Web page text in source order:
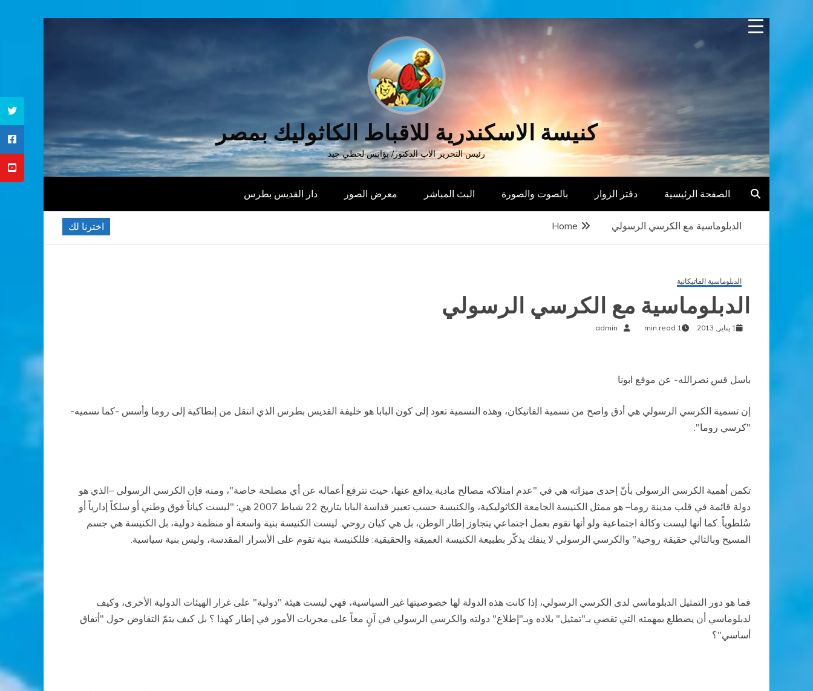
Skip
كنيسة الاسكندرية للاقباط الكاثوليك بمصر
رئيس التحرير الاب الدكتور/ يؤانس لحظي جيد
الصفحة الرئيسية دفتر الزوار بالصوت والصورة البث المباشر معرض الصور دار القديس بطرس
اخترنا لك Home الدبلوماسية مع الكرسي الرسولي
الدبلوماسية الفاتيكانية
الدبلوماسية مع الكرسي الرسولي
1 يناير, 2013 1 min read
admin
باسل قس نصرالله- عن موقع ابونا
إن تسمية الكرسي الرسولي هي أدق واصح من تسمية الفاتيكان، وهذه التسمية تعود إلى كون البابا هو خليفة القديس بطرس الذي انتقل من إنطاكية إلى روما وأسس -كما نسميه-
"كرسي روما".
تكمن أهمية الكرسي الرسولي بأنّ إحدى ميزاته هي في "عدم امتلاكه مصالح مادية يدافع عنها، حيث تترفع أعماله عن أي مصلحة خاصة"، ومنه فإن الكرسي الرسولي –الذي هو
دولة قائمة في قلب مدينة روما– هو ممثل الكنيسة الجامعة الكاثوليكية، والكنيسة حسب تعبير قداسة البابا بتاريخ 22 شباط 2007 هي: "ليست كياناً فوق وطني أو سلكاً إدارياً أو
سُلطوياً. كما أنها ليست وكالة اجتماعية ولو أنها تقوم بعمل اجتماعي يتجاوز إطار الوطن، بل هي كيان روحي. ليست الكنيسة بنية واسعة أو منظمة دولية، بل الكنيسة هي جسم
المسيح وبالتالي حقيقة روحية" والكرسي الرسولي لا ينفك يذكّر بطبيعة الكنيسة العميقة والحقيقية: فللكنيسة بنية تقوم على الأسرار المقدسة، وليس بنية سياسية.
فما هو دور التمثيل الدبلوماسي لدى الكرسي الرسولي، إذا كانت هذه الدولة لها خصوصيتها غير السياسية، فهي ليست هيئة "دولية" على غرار الهيئات الدولية الأخرى، وكيف
لدبلوماسي أن يضطلع بمهمته التي تقضي بـ"تمثيل" بلاده وبـ"إطلاع" دولته والكرسي الرسولي في آنٍ معاً على مجريات الأمور في إطار كهذا ؟ بل كيف يتمّ التفاوض حول "أتفاق
أساسي"؟